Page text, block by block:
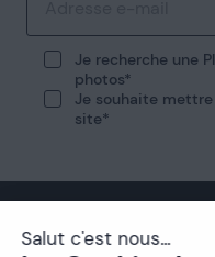
Je recherche une
photos
Je souhaite
site